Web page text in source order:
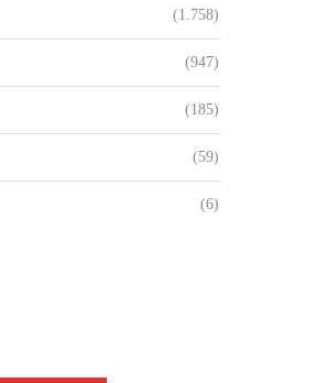
(1.758)
(947)
(185)
(59)
(6)